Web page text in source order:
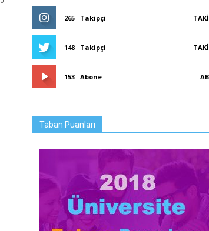
265 Takipçi
148 Takipçi
153 Abone
Taban Puanları